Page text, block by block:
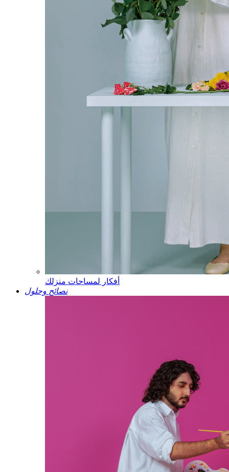
أفكار لمساحات منزلك
نصائح وحلول